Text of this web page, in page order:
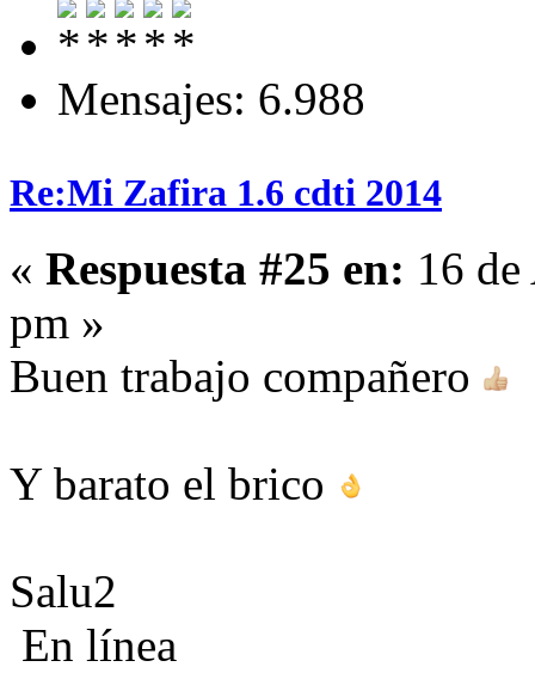
Mensajes: 6.988
Re:Mi Zafira 1.6 cdti 2014
« Respuesta #25 en: 16
pm »
Buen trabajo compañero
Y barato el brico
Salu2
En línea